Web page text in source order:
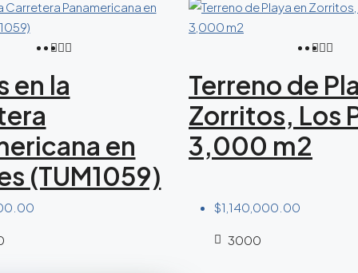
en la
en
(TUM1059)
Terreno de
Zorritos, Los
3,000 m2
$1,140,000.00
3000